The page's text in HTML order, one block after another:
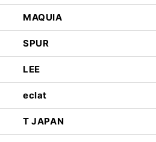
MAQUIA
SPUR
LEE
eclat
T JAPAN